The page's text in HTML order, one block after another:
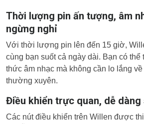
Thời lượng pin ấn tượng, âm
ngừng nghỉ
Với thời lượng pin lên đến 15 giờ,
cùng bạn suốt cả ngày dài. Bạn có
thức âm nhạc mà không cần lo lắng
thường xuyên.
Điều khiển trực quan, dễ dàng
Các nút điều khiển trên Willen được